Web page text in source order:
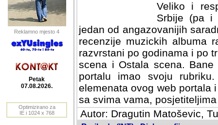
Reklamno mjesto 4
Petak
07.08.2026.
Optimizirano za
IE i 1024 x 768
Veliko i
Srbije (pa i
jedan od angazovanijih
recenzije muzickih albuma
razvrstani po godinama i po
scena i Ostala scena.
portalu imao svoju
elemenata ovog web portala
sa svima vama,
Autor: Dragutin Matoševic,